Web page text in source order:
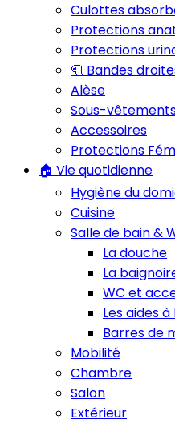
Culottes
Protections
Protections
🧻 Bandes
Alèse
Sous-
Accessoires
Protections
🏠 Vie quotidienne
Hygiène du
Cuisine
Salle de bain &
La douche
La
WC et
Les aides
Barres de
Mobilité
Chambre
Salon
Extérieur